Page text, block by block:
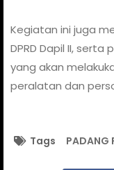
Kegiatan ini juga
DPRD Dapil II, serta
yang akan
peralatan dan
Tags PADANG